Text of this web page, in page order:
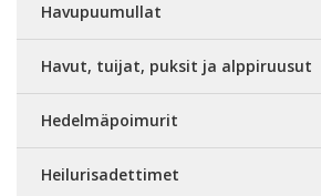
Havupuumullat
Havut, tuijat, puksit ja alppiruusut
Hedelmäpoimurit
Heilurisadettimet